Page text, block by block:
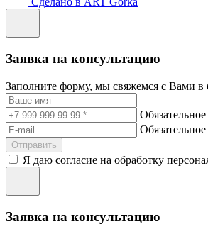
Заявка на консультацию
Заполните форму, мы свяжемся с Вами
Отправить
Я даю согласие на обработку
Заявка на консультацию